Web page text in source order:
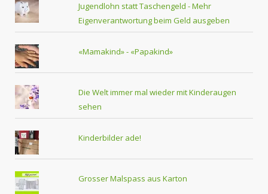
Jugendlohn statt Taschengeld - Mehr
Eigenverantwortung beim Geld ausgeben
«Mamakind» - «Papakind»
Die Welt immer mal wieder mit Kinderaugen
sehen
Kinderbilder ade!
Grosser Malspass aus Karton